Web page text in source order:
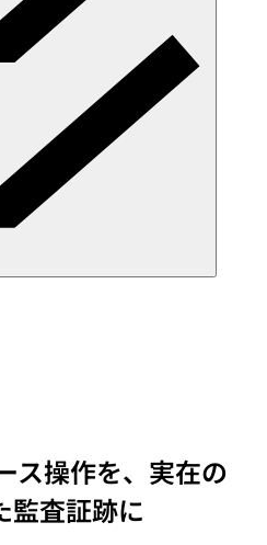
スアクセス制御
キング。ジャストインタイム。
コンプライアンス
ロー。ポリシー適用。
ス操作を、実在の
監査証跡に